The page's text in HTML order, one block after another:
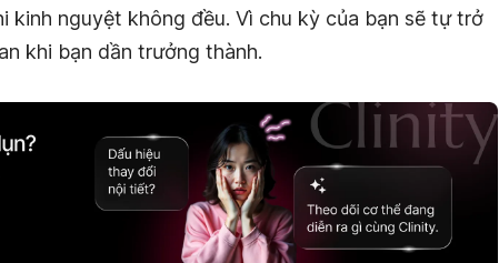
kinh nguyệt không đều. Vì chu kỳ của bạn sẽ tự trở
khi bạn dần trưởng thành.